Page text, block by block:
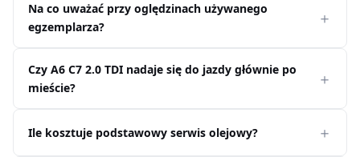
Na co uważać przy oględzinach używanego
egzemplarza?
Czy A6 C7 2.0 TDI nadaje się do jazdy głównie po
mieście?
Ile kosztuje podstawowy serwis olejowy?